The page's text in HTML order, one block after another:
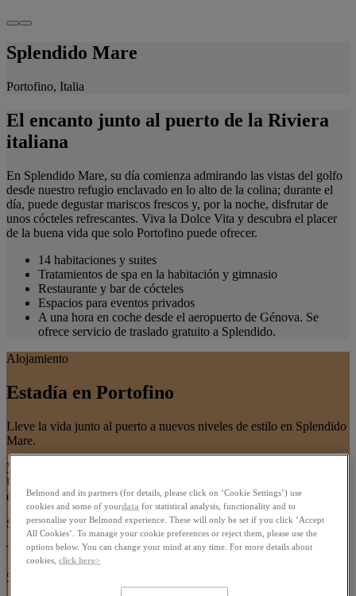
Splendido Mare
Portofino, Italia
El encanto junto al puerto de la Riviera
italiana
En Splendido Mare, su día comienza admirando las vistas del golfo
desde nuestro refugio enclavado en lo alto de la colina; durante el
día, puede degustar mariscos frescos y, por la noche, disfrutar de
unos cócteles refrescantes. Viva la Dolce Vita y descubra el placer
de la buena vida que solo Portofino puede ofrecer.
14 habitaciones y suites
Tratamientos de spa en la habitación y gimnasio
Restaurante y bar de cócteles
Espacios para eventos privados
A una hora en coche desde el aeropuerto de Génova. Se
ofrece servicio de traslado gratuito a Splendido.
Alojamiento
Estadía en Portofino
Lleve la vida junto al puerto a nuevos niveles de estilo en Splendido
Mare.
Ver todos los alojamientos
Use las flechas del teclado o los botones de paginación para navegar
entre las imágenes de este carrusel
Suite Ava Gardner
Tamaño:
51 m²
Belmond and its partners (for details, please click on ‘Cookie Settings’) use
cookies and some of yourdata for statistical analysis, functionality and to
personalise your Belmond experience. These will only be set if you click ‘Accept
All Cookies’. To manage your cookie preferences or reject them, please use the
options below. You can change your mind at any time. For more details about
cookies,click here>